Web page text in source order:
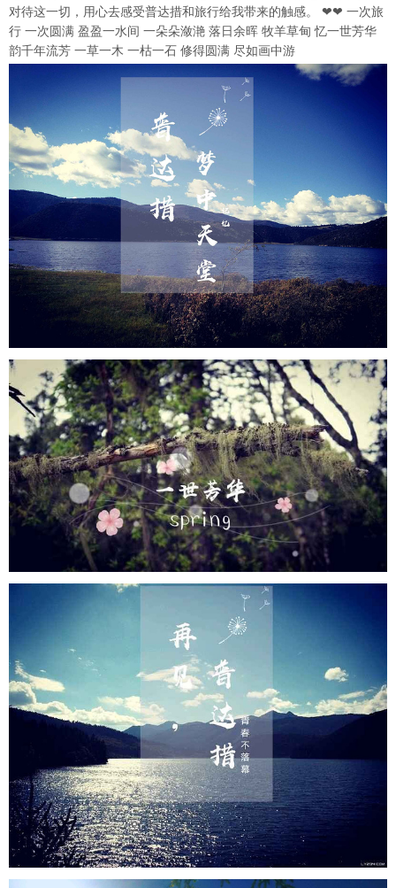
对待这一切，用心去感受普达措和旅行给我带来的触感。 ❤❤ 一次旅
行 一次圆满 盈盈一水间 一朵朵潋滟 落日余晖 牧羊草甸 忆一世芳华
韵千年流芳 一草一木 一枯一石 修得圆满 尽如画中游